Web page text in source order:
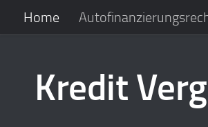
Zum Inhalt springen
Home
Kredit